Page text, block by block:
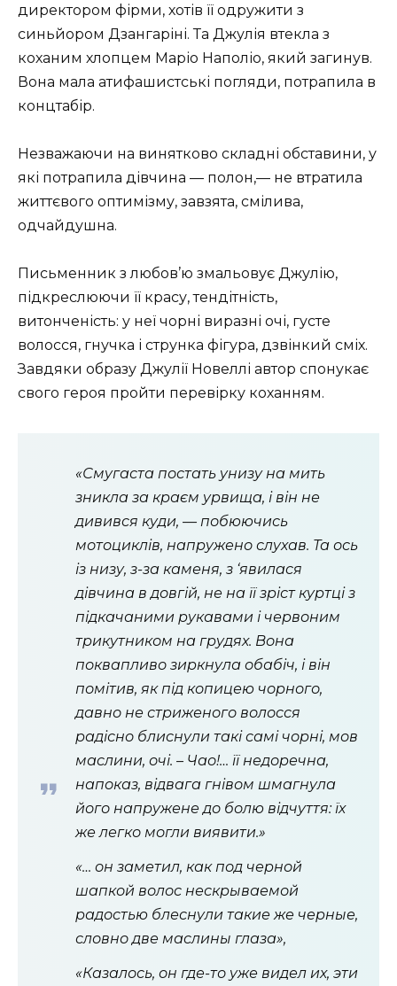
директором фірми, хотів її одружити з
синьйором Дзангаріні. Та Джулія втекла з
коханим хлопцем Маріо Наполіо, який загинув.
Вона мала атифашистські погляди, потрапила в
концтабір.
Незважаючи на винятково складні обставини, у
які потрапила дівчина — полон,— не втратила
життєвого оптимізму, завзята, смілива,
одчайдушна.
Письменник з любов’ю змальовує Джулію,
підкреслюючи її красу, тендітність,
витонченість: у неї чорні виразні очі, густе
волосся, гнучка і струнка фігура, дзвінкий сміх.
Завдяки образу Джулії Новеллі автор спонукає
свого героя пройти перевірку коханням.
«Смугаста постать унизу на мить
зникла за краєм урвища, і він не
дивився куди, — побюючись
мотоциклів, напружено слухав. Та ось
із низу, з-за каменя, з ‘явилася
дівчина в довгій, не на її зріст куртці з
підкачаними рукавами і червоним
трикутником на грудях. Вона
поквапливо зиркнула обабіч, і він
помітив, як під копицею чорного,
давно не стриженого волосся
радісно блиснули такі самі чорні, мов
маслини, очі. – Чао!… її недоречна,
напоказ, відвага гнівом шмагнула
його напружене до болю відчуття: їх
же легко могли виявити.»
«… он заметил, как под черной
шапкой волос нескрываемой
радостью блеснули такие же черные,
словно две маслины глаза»,
«Казалось, он где-то уже видел их, эти